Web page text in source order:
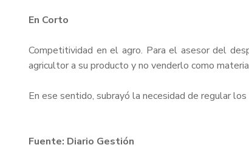
En Corto
Competitividad en el agro. Para el asesor del
agricultor a su producto y no venderlo como
En ese sentido, subrayó la necesidad de regular
Fuente: Diario Gestión